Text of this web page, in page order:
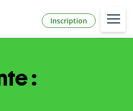
Inscription
: